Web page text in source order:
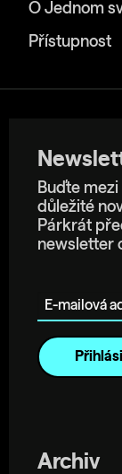
O Jednom
Přístupnost
Buďte
důležité
Párkrát
newsletter
Archiv